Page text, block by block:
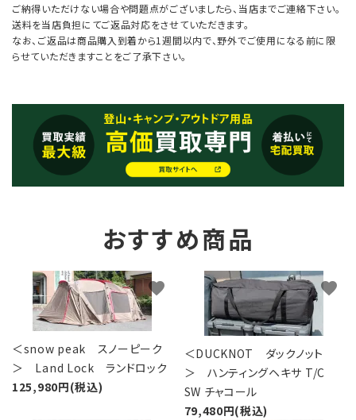
ご納得いただけない場合や問題点がございましたら、当店までご連絡下さい。
送料を当店負担にてご返品対応をさせていただきます。
なお、ご返品は商品購入到着から1週間以内で、野外でご使用になる前に限
らせていただきますことをご了承下さい。
おすすめ商品
＜snow peak スノーピーク
＞ Land Lock ランドロック
125,980円(税込)
favorite
＜DUCKNOT ダックノット
＞ ハンティングヘキサ T/C
SW チャコール
79,480円(税込)
favorite